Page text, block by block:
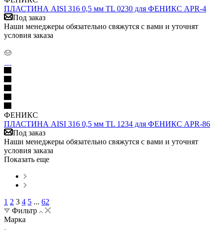
ПЛАСТИНА AISI 316 0,5 мм TL 0230 для ФЕНИКС APR-4
Под заказ
Наши менеджеры обязательно свяжутся с вами и уточнят
условия заказа
ФЕНИКС
ПЛАСТИНА AISI 316 0,5 мм TL 1234 для ФЕНИКС APR-86
Под заказ
Наши менеджеры обязательно свяжутся с вами и уточнят
условия заказа
Показать еще
1 2 3 4 5 ... 62
Фильтр
Марка